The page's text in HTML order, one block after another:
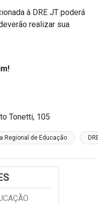
à DRE JT poderá
realizar sua
Tonetti, 105
Regional de Educação